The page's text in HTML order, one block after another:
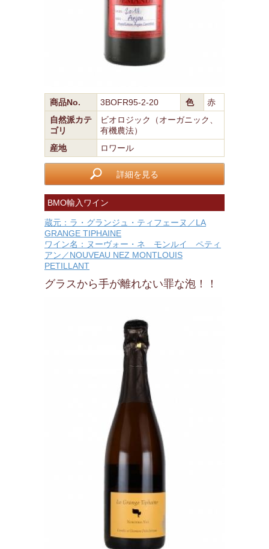
商品No. 3BOFR95-2-20 色
赤
自然派カテ
ゴリ
ビオロジック（オーガニック、
有機農法）
産地
ロワール
詳細を見る
BMO輸入ワイン
蔵元：ラ・グランジュ・ティフェーヌ／LA
GRANGE TIPHAINE
ワイン名：ヌーヴォー・ネ モンルイ ペティ
アン／NOUVEAU NEZ MONTLOUIS
PETILLANT
グラスから手が離れない罪な泡！！